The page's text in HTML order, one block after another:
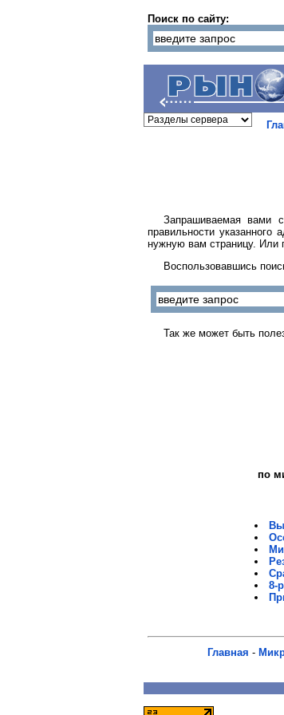
Поиск по сайту:
Запрашиваемая вами
правильности
нужную вам страницу. Или
Воспользовавшись
Так же может быть
по
8-
Главная -